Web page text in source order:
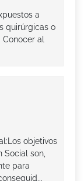
a
quirúrgicas o
Conocer al
objetivos
Social son,
para